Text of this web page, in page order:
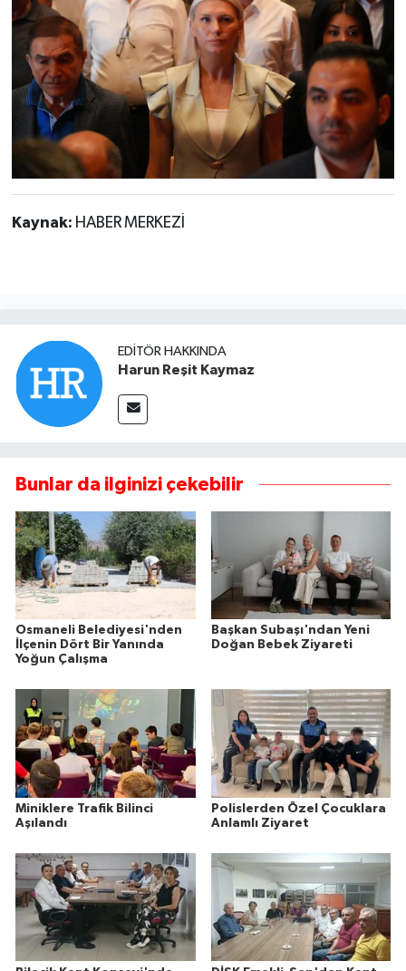
Kaynak: HABER MERKEZİ
EDITÖR HAKKINDA
Harun Reşit Kaymaz
Bunlar da ilginizi çekebilir
Osmaneli Belediyesi'nden
İlçenin Dört Bir Yanında
Yoğun Çalışma
Başkan Subaşı'ndan Yeni
Doğan Bebek Ziyareti
Miniklere Trafik Bilinci
Aşılandı
Polislerden Özel Çocuklara
Anlamlı Ziyaret